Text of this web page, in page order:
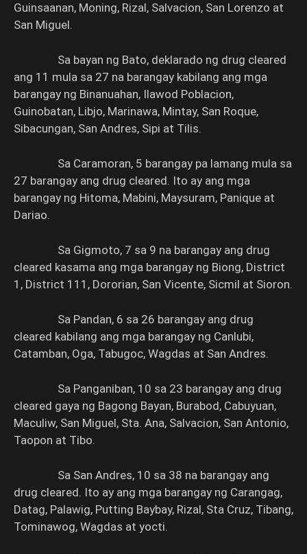
Guinsaanan, Moning, Rizal, Salvacion, San Lorenzo at
San Miguel.
Sa bayan ng Bato, deklarado ng drug cleared
ang 11 mula sa 27 na barangay kabilang ang mga
barangay ng Binanuahan, Ilawod Poblacion,
Guinobatan, Libjo, Marinawa, Mintay, San Roque,
Sibacungan, San Andres, Sipi at Tilis.
Sa Caramoran, 5 barangay pa lamang mula sa
27 barangay ang drug cleared. Ito ay ang mga
barangay ng Hitoma, Mabini, Maysuram, Panique at
Dariao.
Sa Gigmoto, 7 sa 9 na barangay ang drug
cleared kasama ang mga barangay ng Biong, District
1, District 111, Dororian, San Vicente, Sicmil at Sioron.
Sa Pandan, 6 sa 26 barangay ang drug
cleared kabilang ang mga barangay ng Canlubi,
Catamban, Oga, Tabugoc, Wagdas at San Andres.
Sa Panganiban, 10 sa 23 barangay ang drug
cleared gaya ng Bagong Bayan, Burabod, Cabuyuan,
Maculiw, San Miguel, Sta. Ana, Salvacion, San Antonio,
Taopon at Tibo.
Sa San Andres, 10 sa 38 na barangay ang
drug cleared. Ito ay ang mga barangay ng Carangag,
Datag, Palawig, Putting Baybay, Rizal, Sta Cruz, Tibang,
Tominawog, Wagdas at yocti.